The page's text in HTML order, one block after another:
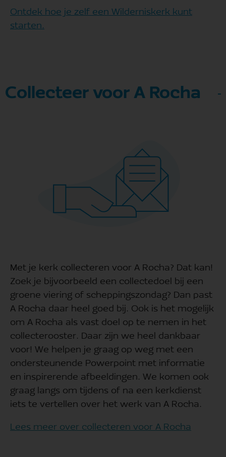
Ontdek hoe je zelf een Wilderniskerk kunt
starten.
Collecteer voor A Rocha
Met je kerk collecteren voor A Rocha? Dat kan!
Zoek je bijvoorbeeld een collectedoel bij een
groene viering of scheppingszondag? Dan past
A Rocha daar heel goed bij. Ook is het mogelijk
om A Rocha als vast doel op te nemen in het
collecterooster. Daar zijn we heel dankbaar
voor! We helpen je graag op weg met een
ondersteunende Powerpoint met informatie
en inspirerende afbeeldingen. We komen ook
graag langs om tijdens of na een kerkdienst
iets te vertellen over het werk van A Rocha.
Lees meer over collecteren voor A Rocha